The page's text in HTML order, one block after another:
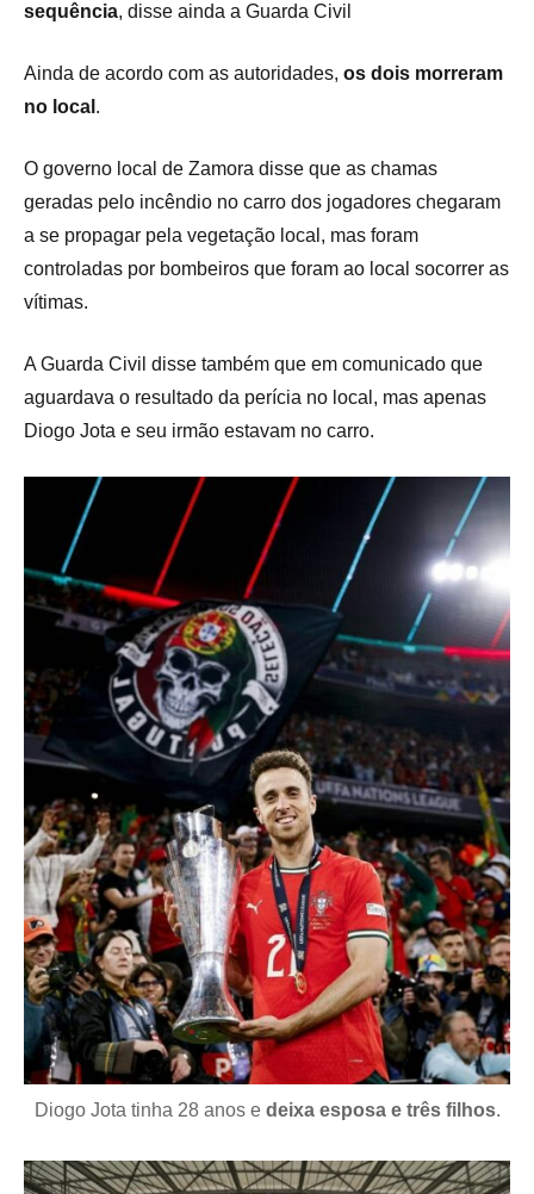
sequência, disse ainda a Guarda Civil
Ainda de acordo com as autoridades, os dois morreram
no local .
O governo local de Zamora disse que as chamas
geradas pelo incêndio no carro dos jogadores chegaram
a se propagar pela vegetação local, mas foram
controladas por bombeiros que foram ao local socorrer as
vítimas.
A Guarda Civil disse também que em comunicado que
aguardava o resultado da perícia no local, mas apenas
Diogo Jota e seu irmão estavam no carro.
Diogo Jota tinha 28 anos e deixa esposa e três filhos.